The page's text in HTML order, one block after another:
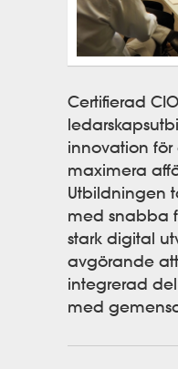
Certifierad
innovation för
maximera
Utbildningen
med snabba
stark digital
avgörande
integrerad
med